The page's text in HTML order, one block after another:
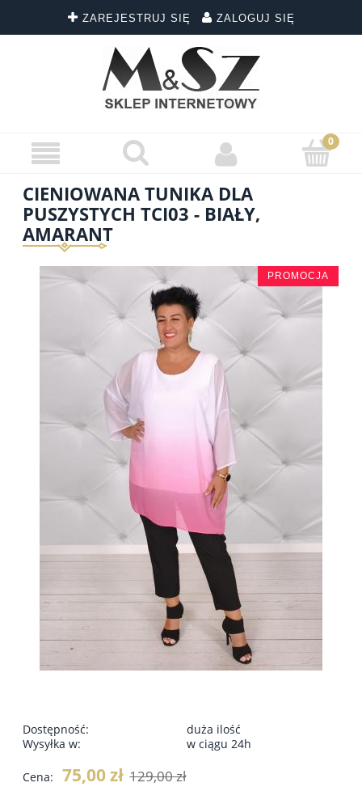
ZAREJESTRUJ SIĘ ZALOGUJ SIĘ
CIENIOWANA TUNIKA DLA
PUSZYSTYCH TCI03 - BIAŁY,
AMARANT
PROMOCJA
Dostępność:
duża ilość
Wysyłka w:
w ciągu 24h
Cena: 75,00 zł 129,00 zł